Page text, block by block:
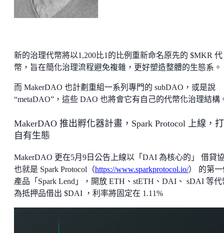
新的治理代幣將以1,200比1的比例重新命名原先的 $MKR 代
幣，旨在簡化治理流程避免複雜，更好塑造整體的生態系。
而 MakerDAO 也計劃重組一系列專門的 subDAO，或是說
“metaDAO”，這些 DAO 也將會它有自己的代幣化治理結構
MakerDAO 推出孵化器計畫，Spark Protocol 上線，
自有生態
MakerDAO 更在5月9日公告上線以「DAI 為核心的」 借貸
也就是 Spark Protocol（https://www.sparkprotocol.io/） 的第一
產品「Spark Lend」，開放 ETH、stETH、DAI、 sDAI 等代
為抵押品借出 $DAI ，利率將固定在 1.11%